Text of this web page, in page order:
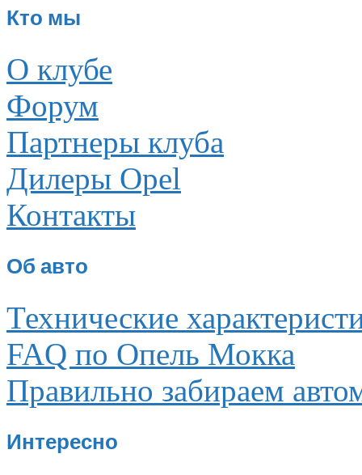
Кто мы
О клубе
Форум
Партнеры клуба
Дилеры Opel
Контакты
Об авто
Технические
FAQ по Опель Мокка
Правильно забираем
Интересно